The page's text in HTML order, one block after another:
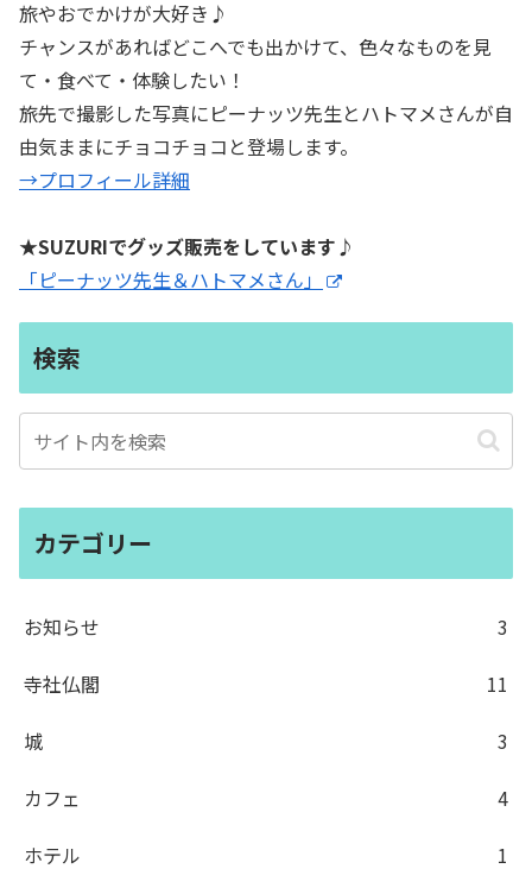
旅やおでかけが大好き♪
チャンスがあればどこへでも出かけて、色々なものを見
て・食べて・体験したい！
旅先で撮影した写真にピーナッツ先生とハトマメさんが自
由気ままにチョコチョコと登場します。
→プロフィール詳細
★SUZURIでグッズ販売をしています♪
「ピーナッツ先生＆ハトマメさん」
検索
カテゴリー
お知らせ
3
寺社仏閣
11
城
3
カフェ
4
ホテル
1